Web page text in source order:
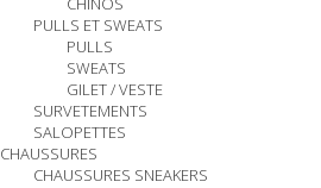
PULLS ET SWEATS
PULLS
SWEATS
GILET / VESTE
SURVETEMENTS
SALOPETTES
CHAUSSURES
CHAUSSURES SNEAKERS